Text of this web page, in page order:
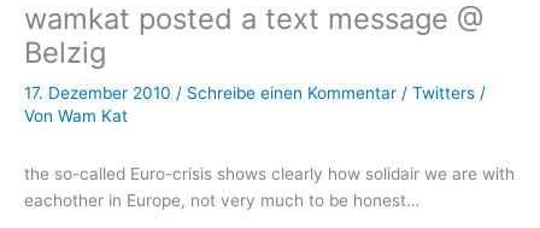
wamkat posted a text message @
Belzig
17. Dezember 2010 / Schreibe einen Kommentar / Twitters /
Von Wam Kat
the so-called Euro-crisis shows clearly how solidair we are with
eachother in Europe, not very much to be honest…